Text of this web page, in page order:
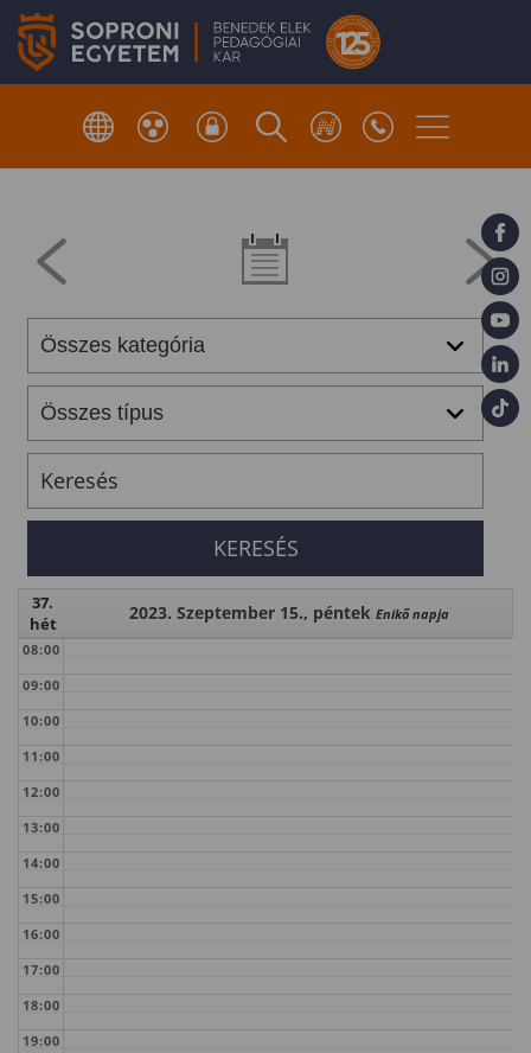
37.
hét
2023. Szeptember 15., péntek Enikő napja
08:00
09:00
10:00
11:00
12:00
13:00
14:00
15:00
16:00
17:00
18:00
19:00